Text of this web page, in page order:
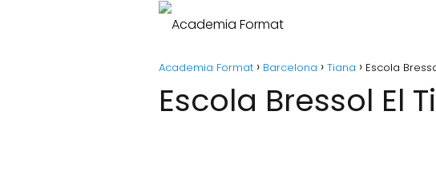
Academia Format Barcelona Tiana Escola
Escola Bressol